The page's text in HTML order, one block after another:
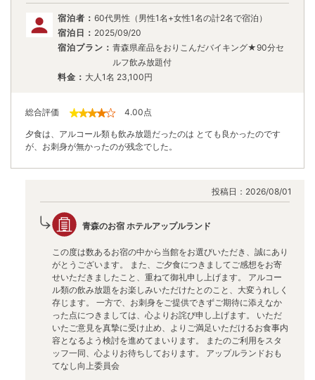
宿泊者： 60代男性（男性1名+女性1名の計2名で宿泊）
宿泊日： 2025/09/20
宿泊プラン： 青森県産品をおりこんだバイキング★90分セ
ルフ飲み放題付
料金： 大人1名 23,100円
総合評価 4.00点
夕食は、アルコール類も飲み放題だったのは とても良かったのです
が、お刺身が無かったのが残念でした。
投稿日： 2026/08/01
青森のお宿 ホテルアップルランド
この度は数あるお宿の中から当館をお選びいただき、誠にあり
がとうございます。 また、ご夕食につきましてご感想をお寄
せいただきましたこと、重ねて御礼申し上げます。 アルコー
ル類の飲み放題をお楽しみいただけたとのこと、大変うれしく
存じます。 一方で、お刺身をご提供できずご期待に添えなか
った点につきましては、心よりお詫び申し上げます。 いただ
いたご意見を真摯に受け止め、よりご満足いただけるお食事内
容となるよう検討を進めてまいります。 またのご利用をスタ
ッフ一同、心よりお待ちしております。 アップルランドおも
てなし向上委員会